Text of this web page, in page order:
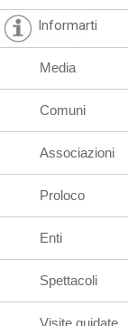
Informarti
Media
Comuni
Associazioni
Proloco
Enti
Spettacoli
Visite guidate